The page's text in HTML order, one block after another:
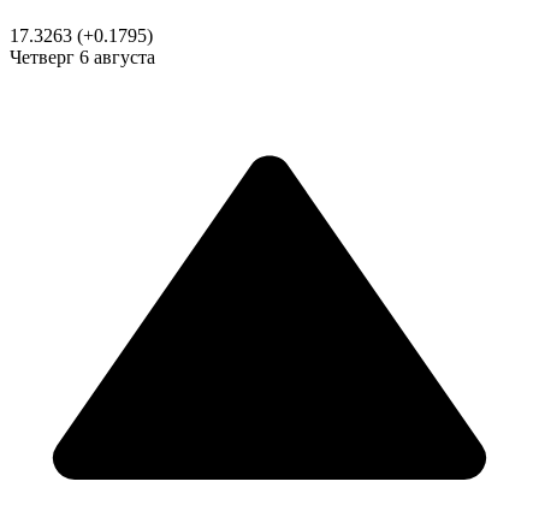
17.3263 (+0.1795)
Четверг 6 августа